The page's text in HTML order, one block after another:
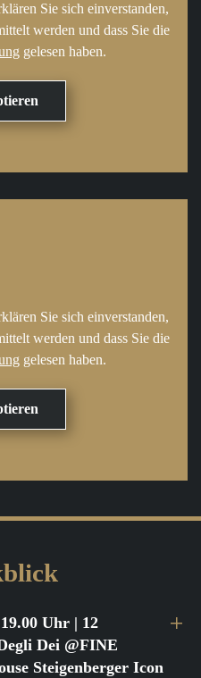
Sie sich einverstanden,
werden und dass Sie die
gelesen haben.
Sie sich einverstanden,
werden und dass Sie die
gelesen haben.
Uhr | 12
Dei @FINE
Steigenberger Icon